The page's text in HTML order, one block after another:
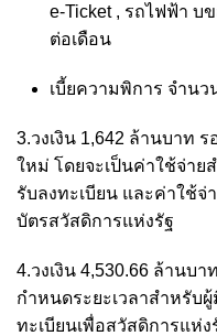
e-Ticket , รถไฟฟ้า บ
ต่อเดือน
เบี้ยความพิการ จำน
3.วงเงิน 1,642 ล้านบาท
ใหม่ โดยจะเป็นค่าใช้จ่าย
รับลงทะเบียน และค่าใช้จ่
บัตรสวัสดิการแห่งรัฐ
4.วงเงิน 4,530.66 ล้านบ
กำหนดระยะเวลาสำหรับ
ทะเบียนเพื่อสวัสดิการแห่ง